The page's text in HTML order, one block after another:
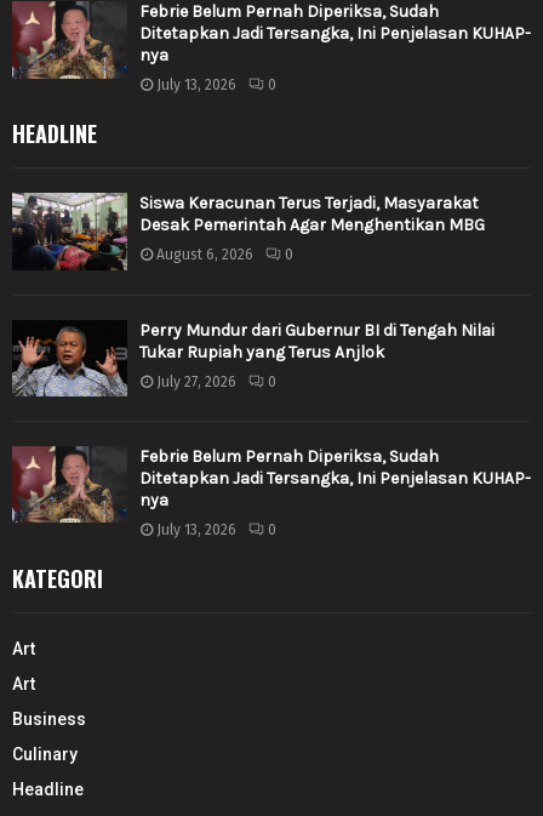
Febrie Belum Pernah Diperiksa, Sudah
Ditetapkan Jadi Tersangka, Ini Penjelasan KUHAP-
nya
July 13, 2026 0
HEADLINE
Siswa Keracunan Terus Terjadi, Masyarakat
Desak Pemerintah Agar Menghentikan MBG
August 6, 2026 0
Perry Mundur dari Gubernur BI di Tengah Nilai
Tukar Rupiah yang Terus Anjlok
July 27, 2026 0
Febrie Belum Pernah Diperiksa, Sudah
Ditetapkan Jadi Tersangka, Ini Penjelasan KUHAP-
nya
July 13, 2026 0
KATEGORI
Art
Art
Business
Culinary
Headline